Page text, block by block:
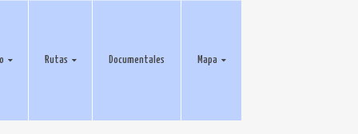
Rutas Documentales Mapa